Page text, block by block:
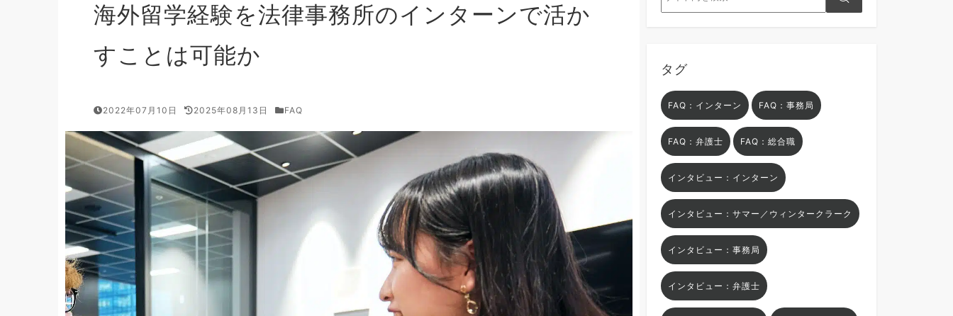
海外留学経験を法律事務所のインターンで活か
すことは可能か
2022年07月10日 2025年08月13日 FAQ
タグ
FAQ：インターン FAQ：事務局
FAQ：弁護士 FAQ：総合職
インタビュー：インターン
インタビュー：サマー／ウィンタークラーク
インタビュー：事務局
インタビュー：弁護士